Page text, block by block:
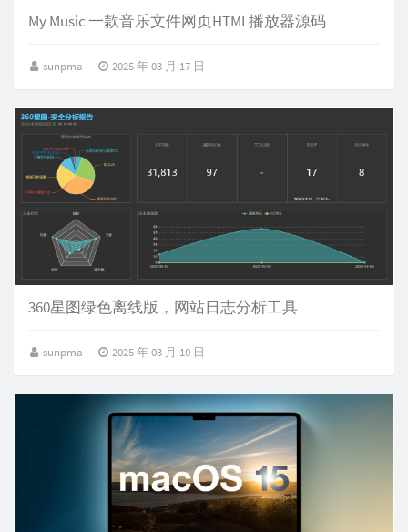
My Music 一款音乐文件网页HTML播放器源码
sunpma 2025 年 03 月 17 日
360星图绿色离线版，网站日志分析工具
sunpma 2025 年 03 月 10 日